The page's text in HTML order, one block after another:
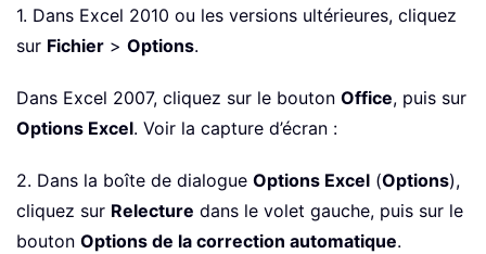
1. Dans Excel 2010 ou les versions ultérieures, cliquez
sur Fichier > Options.
Dans Excel 2007, cliquez sur le bouton Office, puis sur
Options Excel. Voir la capture d’écran :
2. Dans la boîte de dialogue Options Excel (Options),
cliquez sur Relecture dans le volet gauche, puis sur le
bouton Options de la correction automatique.